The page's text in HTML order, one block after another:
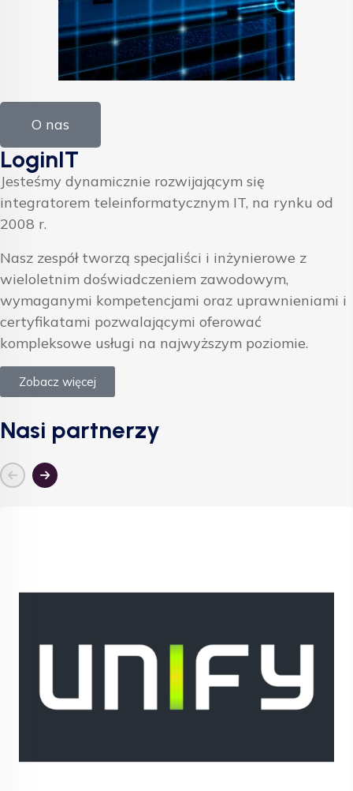
O nas
LoginIT
Jesteśmy dynamicznie rozwijającym się
integratorem teleinformatycznym IT, na rynku od
2008 r.
Nasz zespół tworzą specjaliści i inżynierowe z
wieloletnim doświadczeniem zawodowym,
wymaganymi kompetencjami oraz uprawnieniami i
certyfikatami pozwalającymi oferować
kompleksowe usługi na najwyższym poziomie.
Zobacz więcej
Nasi partnerzy